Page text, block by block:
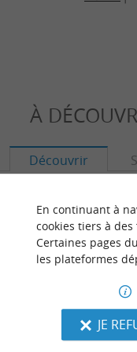
À
Découvrir
En continuant à
cookies tiers à des
Certaines pages
les plateformes
JE